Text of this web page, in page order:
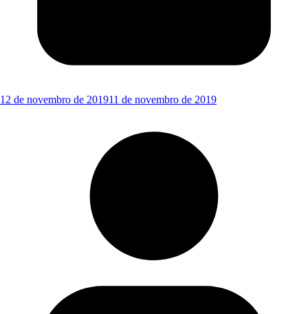
12 de novembro de 201911 de novembro de 2019